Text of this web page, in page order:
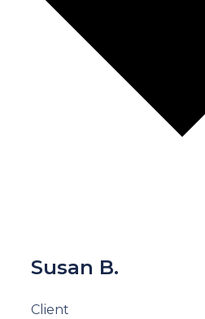
Susan B.
Client